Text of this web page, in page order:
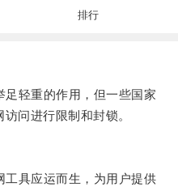
排行
轻重的作用，但一些国家
问进行限制和封锁。
具应运而生，为用户提供